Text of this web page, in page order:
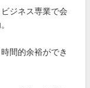
ジネス専業で会
間的余裕ができ